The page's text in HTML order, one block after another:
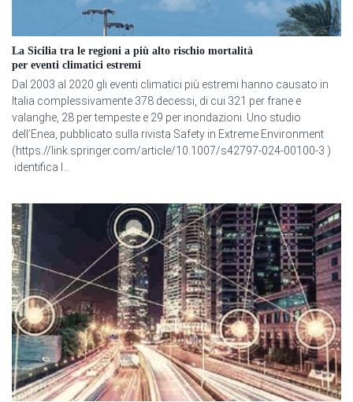
La Sicilia tra le regioni a più alto rischio mortalità
per eventi climatici estremi
Dal 2003 al 2020 gli eventi climatici più estremi hanno causato in
Italia complessivamente 378 decessi, di cui 321 per frane e
valanghe, 28 per tempeste e 29 per inondazioni. Uno studio
dell’Enea, pubblicato sulla rivista Safety in Extreme Environment
(https://link.springer.com/article/10.1007/s42797-024-00100-3 )
identifica l...